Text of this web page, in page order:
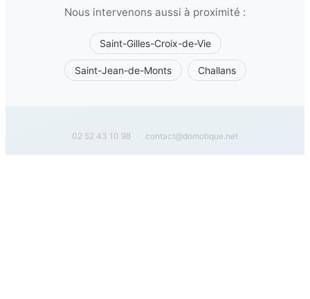
Nous intervenons aussi à proximité :
Saint-Gilles-Croix-de-Vie
Saint-Jean-de-Monts Challans
02 52 43 10 98 · contact@domotique.net